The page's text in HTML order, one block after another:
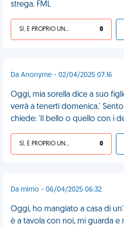
strega. FML
SÌ, È PROPRIO UNA VDM! 0
Da Anonyme - 02/04/2025 07:16
Oggi, mia sorella dice a suo
verrà a tenerti domenica.'
chiede: 'Il bello o quello con i
SÌ, È PROPRIO UNA VDM! 0
Da mimo - 06/04/2025 06:32
Oggi, ho mangiato a casa di
è a tavola con noi, mi guarda e